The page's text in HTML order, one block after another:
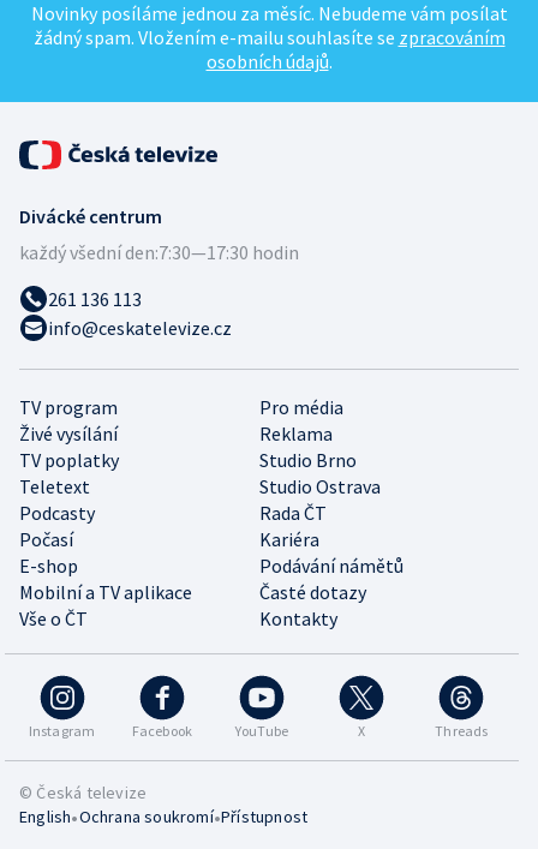
Novinky posíláme jednou za měsíc. Nebudeme vám posílat
žádný spam. Vložením e-mailu souhlasíte se zpracováním
osobních údajů.